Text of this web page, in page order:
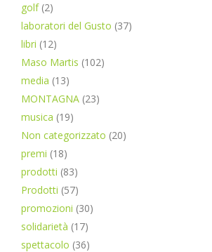
golf(2)
laboratori del Gusto (37)
libri (12)
Maso Martis (102)
media (13)
MONTAGNA (23)
musica (19)
Non categorizzato (20)
premi (18)
prodotti (83)
Prodotti (57)
promozioni (30)
solidarietà (17)
spettacolo (36)